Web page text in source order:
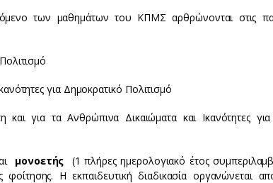
των μαθημάτων του ΚΠΜΣ αρθρώνονται στις
για Δημοκρατικό Πολιτισμό
και για τα Ανθρώπινα Δικαιώματα και Ικανότητες
μονοετής (1 πλήρες ημερολογιακό έτος
Η εκπαιδευτική διαδικασία οργανώνεται